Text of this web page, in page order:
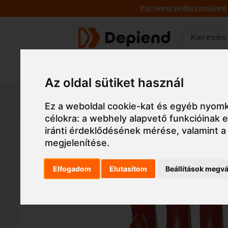
Az oldal sütiket használ
Ez a weboldal cookie-kat és egyéb
célokra:a webhely alapvető funkcióinak
iránti érdeklődésének mérése, valamint
megjelenítése.
Elfogadom Elutasítom Beállítások
Portwest